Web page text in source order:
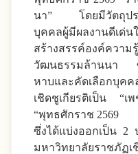
นา” โดยมีวัตถุประ
บุคคลผู้มีผลงานดีเด่น
สร้างสรรค์องค์ควา
วัฒนธรรมล้านนา ซึ่
หาบและคัดเลือกบุคค
เชิดชูเกียรติเป็น “
“พุทธศักราช 2569
ซึ่งได้แบ่งออกเป็น
มหาวิทยาลัยราชภัฏ